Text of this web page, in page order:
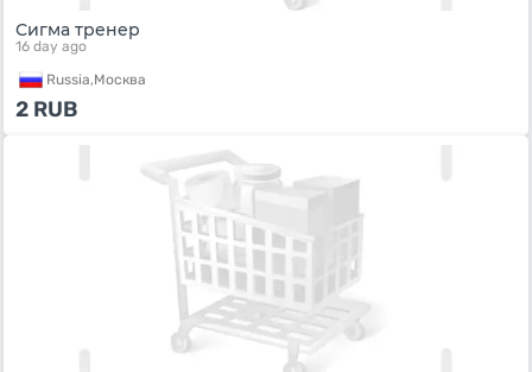
Сигма тренер
16 day ago
Russia,Москва
2 RUB